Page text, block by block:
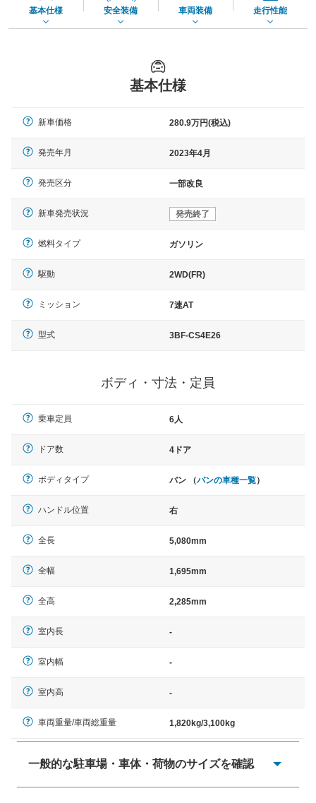
基本仕様 安全装備 車両装備 走行性能
基本仕様
新車価格 280.9万円(税込)
発売年月 2023年4月
発売区分 一部改良
新車発売状況 発売終了
燃料タイプ ガソリン
駆動 2WD(FR)
ミッション 7速AT
型式 3BF-CS4E26
ボディ・寸法・定員
乗車定員 6人
ドア数 4ドア
ボディタイプ バン （バンの車種一覧）
ハンドル位置 右
全長 5,080mm
全幅 1,695mm
全高 2,285mm
室内長 -
室内幅 -
室内高 -
車両重量/車両総重量 1,820kg/3,100kg
一般的な駐車場・車体・荷物のサイズを確認